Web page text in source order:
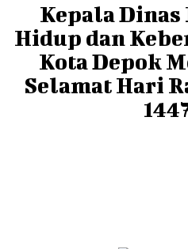
Kepala
Hidup dan
Kota Depok
Selamat Hari